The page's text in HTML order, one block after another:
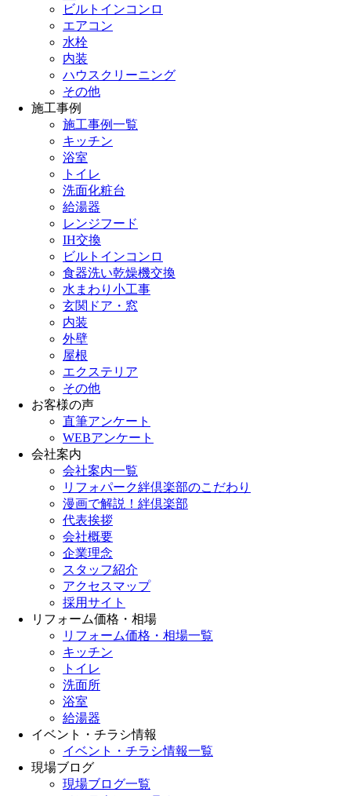
ビルトインコンロ
エアコン
水栓
内装
ハウスクリーニング
その他
施工事例
施工事例一覧
キッチン
浴室
トイレ
洗面化粧台
給湯器
レンジフード
IH交換
ビルトインコンロ
食器洗い乾燥機交換
水まわり小工事
玄関ドア・窓
内装
外壁
屋根
エクステリア
その他
お客様の声
直筆アンケート
WEBアンケート
会社案内
会社案内一覧
リフォパーク絆倶楽部のこだわり
漫画で解説！絆倶楽部
代表挨拶
会社概要
企業理念
スタッフ紹介
アクセスマップ
採用サイト
リフォーム価格・相場
リフォーム価格・相場一覧
キッチン
トイレ
洗面所
浴室
給湯器
イベント・チラシ情報
イベント・チラシ情報一覧
現場ブログ
現場ブログ一覧